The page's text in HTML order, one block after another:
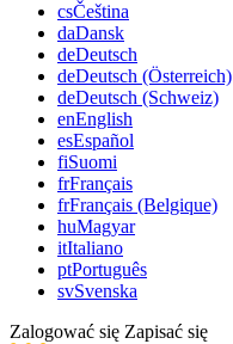
csČeština
daDansk
deDeutsch
deDeutsch (Österreich)
deDeutsch (Schweiz)
enEnglish
esEspañol
fiSuomi
frFrançais
frFrançais (Belgique)
huMagyar
itItaliano
ptPortuguês
svSvenska
Zalogować się Zapisać się